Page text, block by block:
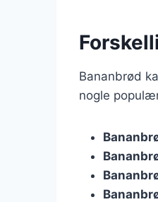
Bananbrød
nogle